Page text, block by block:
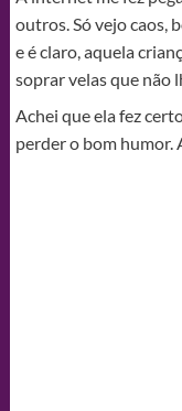
outros. Só vejo caos,
e é claro, aquela
soprar velas que não
Achei que ela fez
perder o bom humor.